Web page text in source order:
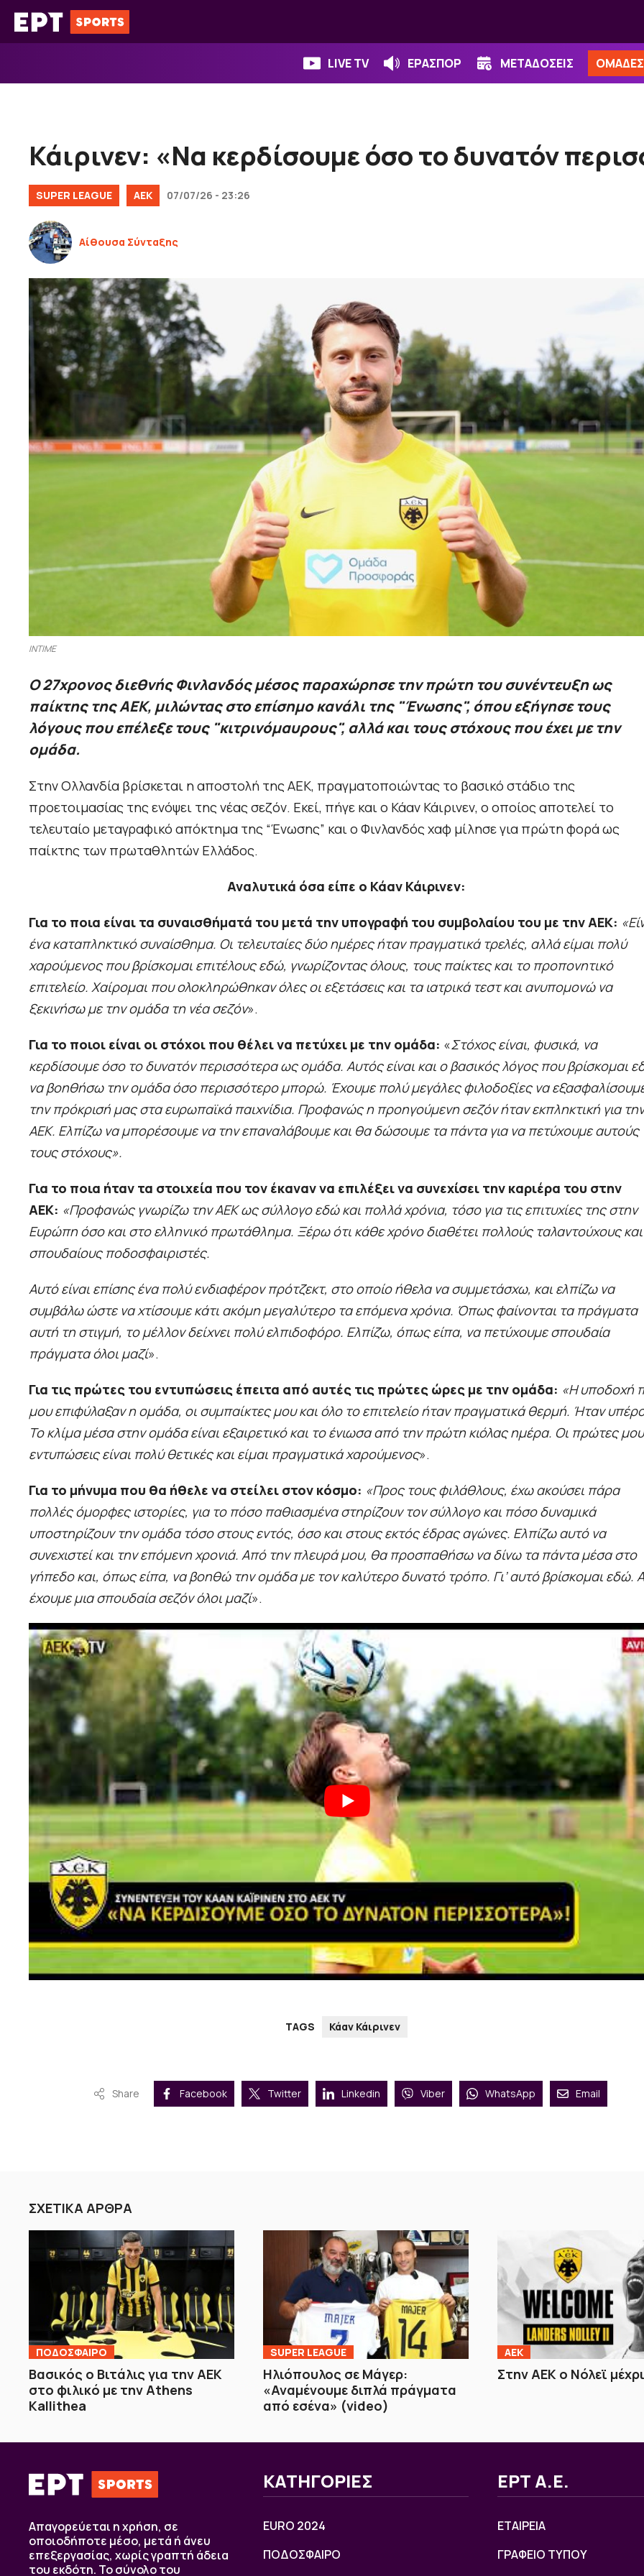
Μετάβαση
σε
LIVE TV ΕΡΑΣΠΟΡ ΜΕΤΑΔΟΣΕΙΣ ΟΜΑΔΕΣ
Κάιρινεν: «Να κερδίσουμε όσο το δυνατόν
SUPER LEAGUE ΑΕΚ 07/07/26 - 23:26
Αίθουσα Σύνταξης
INTIME
Ο 27χρονος διεθνής Φινλανδός μέσος παραχώρησε την πρώτη του συνέντευξη ως
παίκτης της ΑΕΚ, μιλώντας στο επίσημο κανάλι της "Ένωσης", όπου εξήγησε τους
λόγους που επέλεξε τους "κιτρινόμαυρους", αλλά και τους στόχους που έχει με την
ομάδα.
Στην Ολλανδία βρίσκεται η αποστολή της ΑΕΚ, πραγματοποιώντας το βασικό στάδιο της
προετοιμασίας της ενόψει της νέας σεζόν. Εκεί, πήγε και ο Κάαν Κάιρινεν, ο οποίος αποτελεί το
τελευταίο μεταγραφικό απόκτημα της “Ένωσης” και ο Φινλανδός χαφ μίλησε για πρώτη φορά ως
παίκτης των πρωταθλητών Ελλάδος.
Αναλυτικά όσα είπε ο Κάαν Κάιρινεν:
Για το ποια είναι τα συναισθήματά του μετά την υπογραφή του συμβολαίου του με την ΑΕΚ:
ένα καταπληκτικό συναίσθημα. Οι τελευταίες δύο ημέρες ήταν πραγματικά τρελές, αλλά είμαι πολύ
χαρούμενος που βρίσκομαι επιτέλους εδώ, γνωρίζοντας όλους, τους παίκτες και το προπονητικό
επιτελείο. Χαίρομαι που ολοκληρώθηκαν όλες οι εξετάσεις και τα ιατρικά τεστ και ανυπομονώ να
ξεκινήσω με την ομάδα τη νέα σεζόν».
Για το ποιοι είναι οι στόχοι που θέλει να πετύχει με την ομάδα: «Στόχος είναι, φυσικά, να
κερδίσουμε όσο το δυνατόν περισσότερα ως ομάδα. Αυτός είναι και ο βασικός λόγος που βρίσκομαι
να βοηθήσω την ομάδα όσο περισσότερο μπορώ. Έχουμε πολύ μεγάλες φιλοδοξίες να
την πρόκρισή μας στα ευρωπαϊκά παιχνίδια. Προφανώς η προηγούμενη σεζόν ήταν εκπληκτική για την
ΑΕΚ. Ελπίζω να μπορέσουμε να την επαναλάβουμε και θα δώσουμε τα πάντα για να πετύχουμε αυτούς
τους στόχους».
Για το ποια ήταν τα στοιχεία που τον έκαναν να επιλέξει να συνεχίσει την καριέρα του στην
ΑΕΚ: «Προφανώς γνωρίζω την ΑΕΚ ως σύλλογο εδώ και πολλά χρόνια, τόσο για τις επιτυχίες της στην
Ευρώπη όσο και στο ελληνικό πρωτάθλημα. Ξέρω ότι κάθε χρόνο διαθέτει πολλούς ταλαντούχους και
σπουδαίους ποδοσφαιριστές.
Αυτό είναι επίσης ένα πολύ ενδιαφέρον πρότζεκτ, στο οποίο ήθελα να συμμετάσχω, και ελπίζω να
συμβάλω ώστε να χτίσουμε κάτι ακόμη μεγαλύτερο τα επόμενα χρόνια. Όπως φαίνονται τα πράγματα
αυτή τη στιγμή, το μέλλον δείχνει πολύ ελπιδοφόρο. Ελπίζω, όπως είπα, να πετύχουμε σπουδαία
πράγματα όλοι μαζί».
Για τις πρώτες του εντυπώσεις έπειτα από αυτές τις πρώτες ώρες με την ομάδα: «Η υποδοχή
μου επιφύλαξαν η ομάδα, οι συμπαίκτες μου και όλο το επιτελείο ήταν πραγματικά θερμή. Ήταν
Το κλίμα μέσα στην ομάδα είναι εξαιρετικό και το ένιωσα από την πρώτη κιόλας ημέρα. Οι πρώτες μου
εντυπώσεις είναι πολύ θετικές και είμαι πραγματικά χαρούμενος».
Για το μήνυμα που θα ήθελε να στείλει στον κόσμο: «Προς τους φιλάθλους, έχω ακούσει πάρα
πολλές όμορφες ιστορίες, για το πόσο παθιασμένα στηρίζουν τον σύλλογο και πόσο δυναμικά
υποστηρίζουν την ομάδα τόσο στους εντός, όσο και στους εκτός έδρας αγώνες. Ελπίζω αυτό να
συνεχιστεί και την επόμενη χρονιά. Από την πλευρά μου, θα προσπαθήσω να δίνω τα πάντα μέσα στο
γήπεδο και, όπως είπα, να βοηθώ την ομάδα με τον καλύτερο δυνατό τρόπο. Γι’ αυτό βρίσκομαι εδώ.
έχουμε μια σπουδαία σεζόν όλοι μαζί».
TAGS Κάαν Κάιρινεν
Share Facebook Twitter Linkedin Viber WhatsApp Email
ΣΧΕΤΙΚΑ ΑΡΘΡΑ
ΠΟΔΟΣΦΑΙΡΟ
Βασικός ο Βιτάλις για την ΑΕΚ
στο φιλικό με την Athens
Kallithea
SUPER LEAGUE
Ηλιόπουλος σε Μάγερ:
«Αναμένουμε διπλά πράγματα
από εσένα» (video)
ΑΕΚ
Στην ΑΕΚ ο Νόλεϊ
Απαγορεύεται η χρήση, σε
οποιοδήποτε μέσο, μετά ή άνευ
επεξεργασίας, χωρίς γραπτή άδεια
του εκδότη. Το σύνολο του
ΚΑΤΗΓΟΡΙΕΣ
EURO 2024
ΠΟΔΟΣΦΑΙΡΟ
ΕΡΤ Α.Ε.
ΕΤΑΙΡΕΙΑ
ΓΡΑΦΕΙΟ ΤΥΠΟΥ